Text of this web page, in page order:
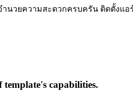
นวยความสะดวกครบครัน ติดตั้งแ
capabilities.